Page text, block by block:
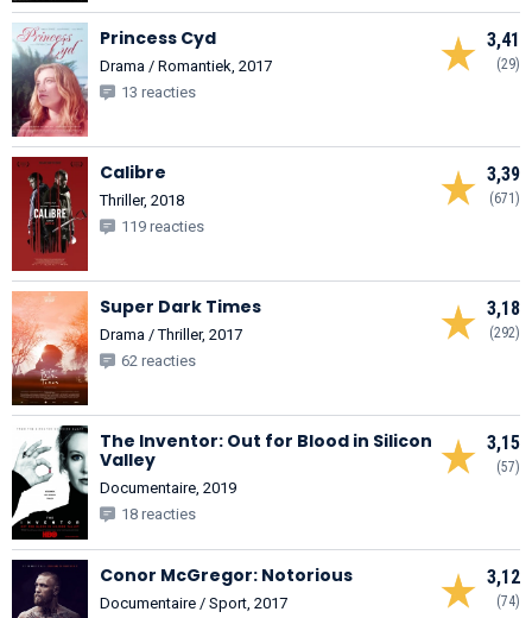
3,41
(29)
Princess Cyd
Drama / Romantiek, 2017
13 reacties
3,39
(671)
Calibre
Thriller, 2018
119 reacties
3,18
(292)
Super Dark Times
Drama / Thriller, 2017
62 reacties
3,15
(57)
The Inventor: Out for Blood in Silicon
Valley
Documentaire, 2019
18 reacties
3,12
(74)
Conor McGregor: Notorious
Documentaire / Sport, 2017